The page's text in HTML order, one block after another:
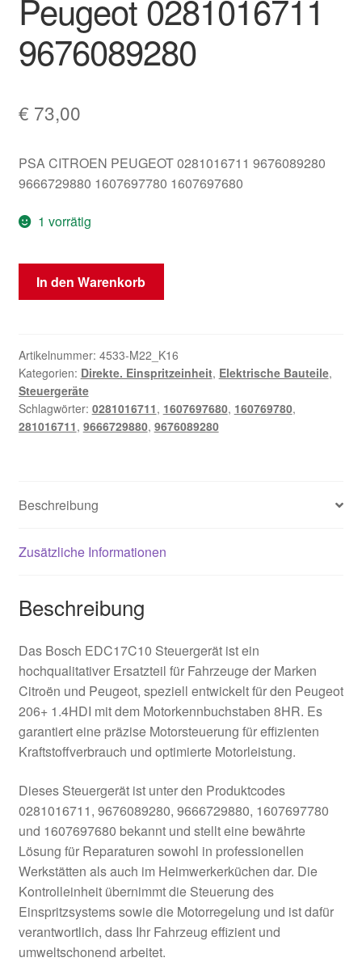
Peugeot 0281016711
9676089280
€ 73,00
PSA CITROEN PEUGEOT 0281016711 9676089280
9666729880 1607697780 1607697680
1 vorrätig
ECU
Bosch
Peugeot
0281016711
9676089280
Menge
In den Warenkorb
Artikelnummer: 4533-M22_K16
Kategorien: Direkte. Einspritzeinheit, Elektrische Bauteile,
Steuergeräte
Schlagwörter: 0281016711, 1607697680, 160769780,
281016711, 9666729880, 9676089280
Beschreibung
Zusätzliche Informationen
Beschreibung
Das Bosch EDC17C10 Steuergerät ist ein
hochqualitativer Ersatzteil für Fahrzeuge der Marken
Citroën und Peugeot, speziell entwickelt für den Peugeot
206+ 1.4HDI mit dem Motorkennbuchstaben 8HR. Es
garantiert eine präzise Motorsteuerung für effizienten
Kraftstoffverbrauch und optimierte Motorleistung.
Dieses Steuergerät ist unter den Produktcodes
0281016711, 9676089280, 9666729880, 1607697780
und 1607697680 bekannt und stellt eine bewährte
Lösung für Reparaturen sowohl in professionellen
Werkstätten als auch im Heimwerkerküchen dar. Die
Kontrolleinheit übernimmt die Steuerung des
Einspritzsystems sowie die Motorregelung und ist dafür
verantwortlich, dass Ihr Fahrzeug effizient und
umweltschonend arbeitet.